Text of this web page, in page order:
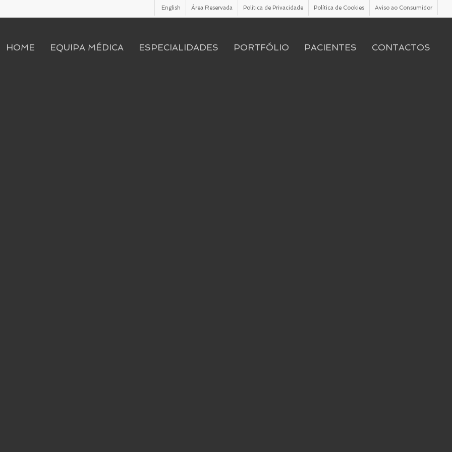
English Área Reservada Política de Privacidade Política de Cookies Aviso ao Consumidor
HOME EQUIPA MÉDICA ESPECIALIDADES PORTFÓLIO PACIENTES CONTACTOS